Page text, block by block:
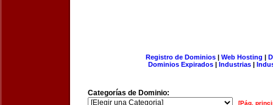
Registro de Dominios| Web Hosting |
Dominios Expirados | Industrias |
Categorías de Dominio:
[Pág.